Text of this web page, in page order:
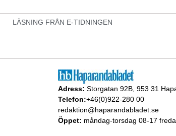
LÄSNING FRÅN E-TIDNINGEN
Adress: Storgatan 92B, 953 31
Telefon:+46(0)922-280 00
redaktion@haparandabladet.se
Öppet: måndag-torsdag 08-17